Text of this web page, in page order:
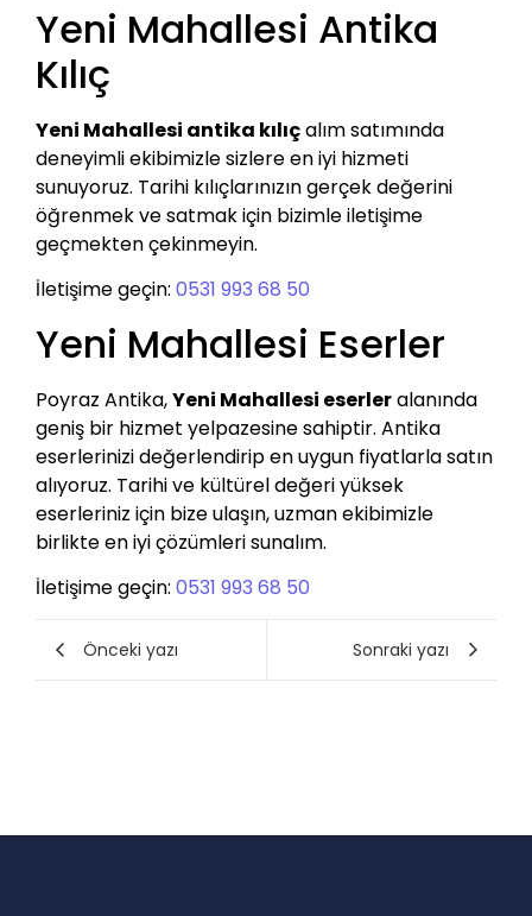
Yeni Mahallesi Antika
Kılıç
Yeni Mahallesi antika kılıçalım satımında
deneyimli ekibimizle sizlere en iyi hizmeti
sunuyoruz. Tarihi kılıçlarınızın gerçek değerini
öğrenmek ve satmak için bizimle iletişime
geçmekten çekinmeyin.
İletişime geçin: 0531 993 68 50
Yeni Mahallesi Eserler
Poyraz Antika,Yeni Mahallesi eserleralanında
geniş bir hizmet yelpazesine sahiptir. Antika
eserlerinizi değerlendirip en uygun fiyatlarla satın
alıyoruz. Tarihi ve kültürel değeri yüksek
eserleriniz için bize ulaşın, uzman ekibimizle
birlikte en iyi çözümleri sunalım.
İletişime geçin: 0531 993 68 50
Önceki yazı Sonraki yazı